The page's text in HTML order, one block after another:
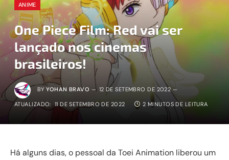
ANIME
One Piece Film: Red vai ser
lançado nos cinemas
brasileiros!
BY YOHAN BRAVO 12 DE SETEMBRO DE 2022
ATUALIZADO: 11 DE SETEMBRO DE 2022 2 MINUTOS DE LEITURA
Há alguns dias, o pessoal da Toei Animation liberou um